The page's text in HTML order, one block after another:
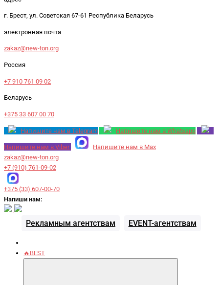
г. Брест, ул. Советская 67-61 Республика Беларусь
электронная почта
zakaz@new-ton.org
Россия
+7 910 761 09 02
Беларусь
+375 33 607 00 70
Напишите нам в Telegram Напишите нам в Whatsapp
Напишите нам в Viber
Напишите нам в Max
zakaz@new-ton.org
+7 (910) 761-09-02
+375 (33) 607-00-70
Напиши нам:
Рекламным агентствам EVENT-агентствам
🔥BEST